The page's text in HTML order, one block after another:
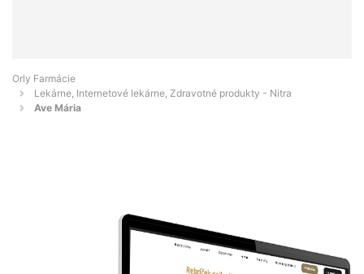
Orly Farmácie
Lekárne, Internetové lekárne, Zdravotné produkty - Nitra
Ave Mária